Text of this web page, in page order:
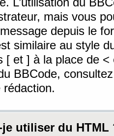
mais vous
depuis le
similaire au style
[ et ] à la place de <
BBCode,
rédaction.
je utiliser du HTML